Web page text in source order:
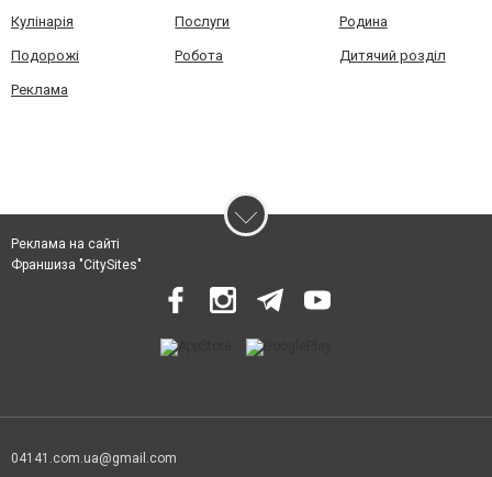
Кулінарія Послуги Родина
Подорожі Робота Дитячий розділ
Реклама
Реклама на сайті
Франшиза "CitySites"
04141.com.ua@gmail.com